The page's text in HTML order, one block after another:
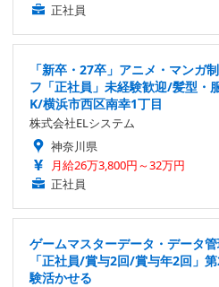
正社員
「新卒・27卒」アニメ・マンガ
フ「正社員」未経験歓迎/髪型・
K/横浜市西区南幸1丁目
株式会社ELシステム
神奈川県
月給26万3,800円～32万円
正社員
ゲームマスターデータ・データ
「正社員/賞与2回/賞与年2回」
験活かせる